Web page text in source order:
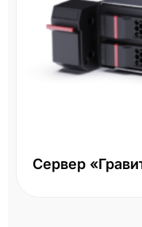
Сервер